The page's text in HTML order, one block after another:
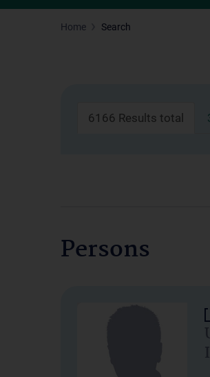
Home Search
6166 Results total
Persons